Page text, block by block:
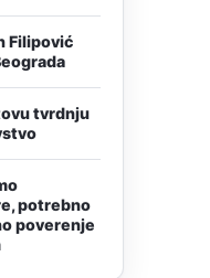
Filipović
tvrdnju
potrebno
poverenje